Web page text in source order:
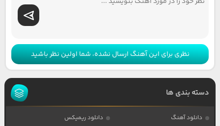
نظری برای این آهنگ ارسال نشده، شما اولین نظر باشید
دسته بندی ها
دانلود آهنگ
دانلود ریمیکس